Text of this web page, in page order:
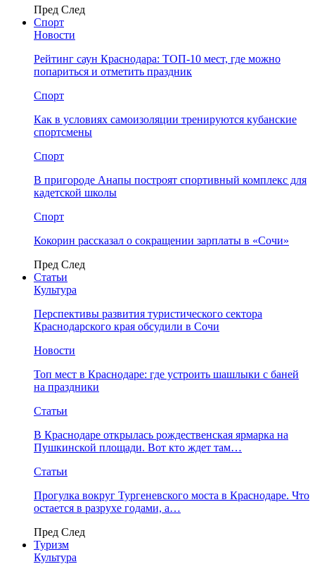
Пред След
Спорт
Новости
Рейтинг саун Краснодара: ТОП-10 мест, где можно
попариться и отметить праздник
Спорт
Как в условиях самоизоляции тренируются кубанские
спортсмены
Спорт
В пригороде Анапы построят спортивный комплекс для
кадетской школы
Спорт
Кокорин рассказал о сокращении зарплаты в «Сочи»
Пред След
Статьи
Культура
Перспективы развития туристического сектора
Краснодарского края обсудили в Сочи
Новости
Топ мест в Краснодаре: где устроить шашлыки с баней
на праздники
Статьи
В Краснодаре открылась рождественская ярмарка на
Пушкинской площади. Вот кто ждет там…
Статьи
Прогулка вокруг Тургеневского моста в Краснодаре. Что
остается в разрухе годами, а…
Пред След
Туризм
Культура